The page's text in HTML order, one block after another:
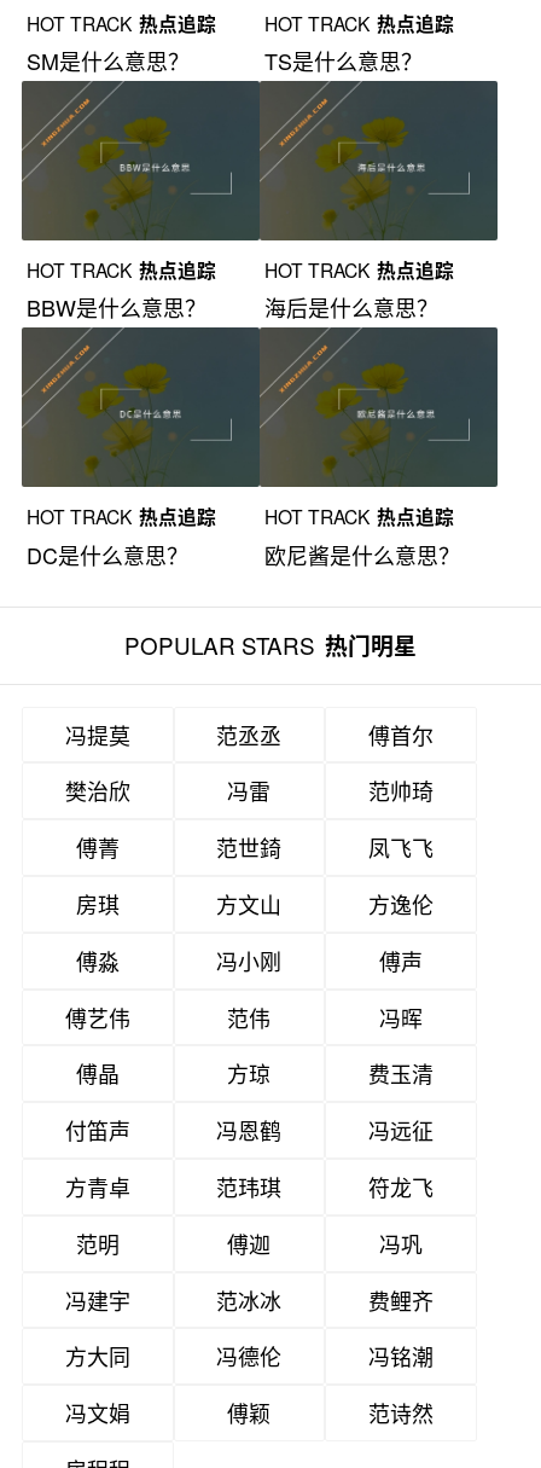
HOT TRACK 热点追踪
SM是什么意思？
HOT TRACK 热点追踪
TS是什么意思？
HOT TRACK 热点追踪
BBW是什么意思？
HOT TRACK 热点追踪
海后是什么意思？
HOT TRACK 热点追踪
DC是什么意思？
HOT TRACK 热点追踪
欧尼酱是什么意思？
POPULAR STARS 热门明星
冯提莫 范丞丞
傅首尔
樊治欣
冯雷
范帅琦
傅菁
范世錡
凤飞飞
房琪
方文山
方逸伦
傅淼
冯小刚
傅声
傅艺伟
范伟
冯晖
傅晶
方琼
费玉清
付笛声
冯恩鹤
冯远征
方青卓
范玮琪
符龙飞
范明
傅迦
冯巩
冯建宇
范冰冰
费鲤齐
方大同
冯德伦
冯铭潮
冯文娟
傅颖
范诗然